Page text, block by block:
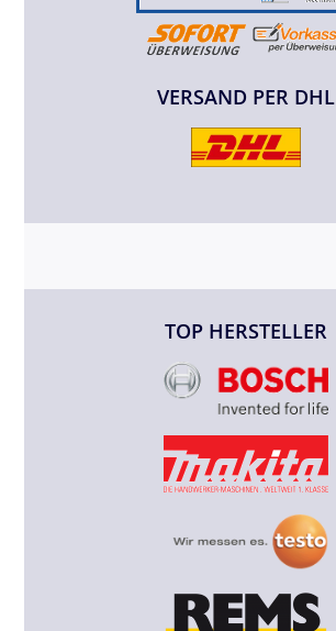
VERSAND PER DHL
TOP HERSTELLER